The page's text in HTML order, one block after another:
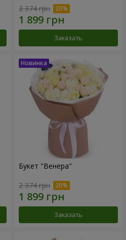
2 374 грн
Заказать
Букет "Венера"
2 374 грн
Заказать